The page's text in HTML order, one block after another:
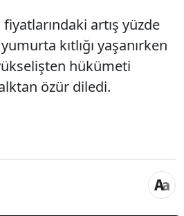
artış yüzde
kıtlığı yaşanırken
hükümeti
özür diledi.